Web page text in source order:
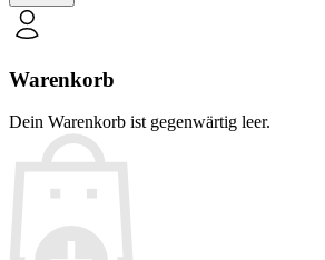
Warenkorb
Dein Warenkorb ist gegenwärtig leer.